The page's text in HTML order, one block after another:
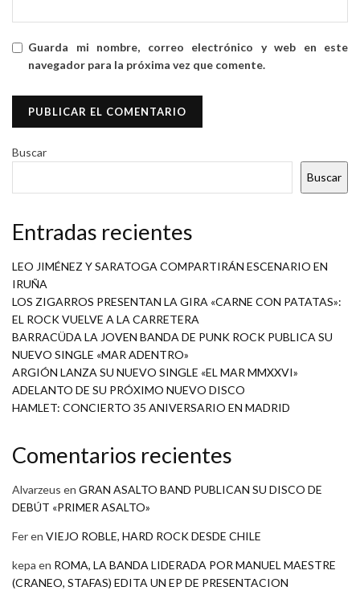
Guarda mi nombre, correo electrónico y web en este
navegador para la próxima vez que comente.
Buscar
Buscar
Entradas recientes
LEO JIMÉNEZ Y SARATOGA COMPARTIRÁN ESCENARIO EN
IRUÑA
LOS ZIGARROS PRESENTAN LA GIRA «CARNE CON PATATAS»:
EL ROCK VUELVE A LA CARRETERA
BARRACÜDA LA JOVEN BANDA DE PUNK ROCK PUBLICA SU
NUEVO SINGLE «MAR ADENTRO»
ARGIÓN LANZA SU NUEVO SINGLE «EL MAR MMXXVI»
ADELANTO DE SU PRÓXIMO NUEVO DISCO
HAMLET: CONCIERTO 35 ANIVERSARIO EN MADRID
Comentarios recientes
Alvarzeus en GRAN ASALTO BAND PUBLICAN SU DISCO DE
DEBÚT «PRIMER ASALTO»
Feren VIEJO ROBLE, HARD ROCK DESDE CHILE
kepa en ROMA, LA BANDA LIDERADA POR MANUEL MAESTRE
(CRANEO, STAFAS) EDITA UN EP DE PRESENTACION